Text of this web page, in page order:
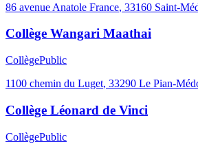
86 avenue Anatole France, 33160 Saint-
Collège Wangari Maathai
CollègePublic
1100 chemin du Luget, 33290 Le Pian-
Collège Léonard de Vinci
CollègePublic